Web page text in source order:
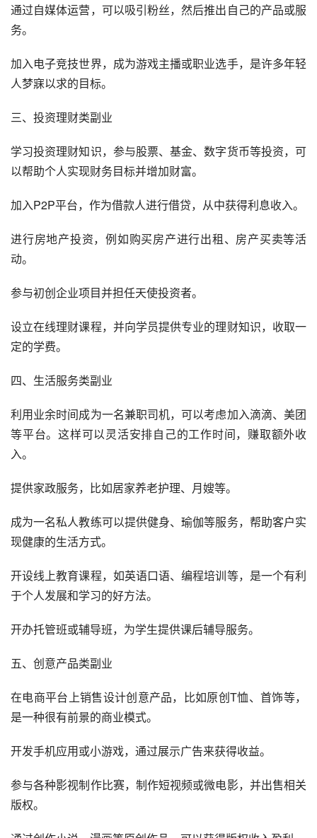
通过自媒体运营，可以吸引粉丝，然后推出自己的产品或服
务。
加入电子竞技世界，成为游戏主播或职业选手，是许多年轻
人梦寐以求的目标。
三、投资理财类副业
学习投资理财知识，参与股票、基金、数字货币等投资，可
以帮助个人实现财务目标并增加财富。
加入P2P平台，作为借款人进行借贷，从中获得利息收入。
进行房地产投资，例如购买房产进行出租、房产买卖等活
动。
参与初创企业项目并担任天使投资者。
设立在线理财课程，并向学员提供专业的理财知识，收取一
定的学费。
四、生活服务类副业
利用业余时间成为一名兼职司机，可以考虑加入滴滴、美团
等平台。这样可以灵活安排自己的工作时间，赚取额外收
入。
提供家政服务，比如居家养老护理、月嫂等。
成为一名私人教练可以提供健身、瑜伽等服务，帮助客户实
现健康的生活方式。
开设线上教育课程，如英语口语、编程培训等，是一个有利
于个人发展和学习的好方法。
开办托管班或辅导班，为学生提供课后辅导服务。
五、创意产品类副业
在电商平台上销售设计创意产品，比如原创T恤、首饰等，
是一种很有前景的商业模式。
开发手机应用或小游戏，通过展示广告来获得收益。
参与各种影视制作比赛，制作短视频或微电影，并出售相关
版权。